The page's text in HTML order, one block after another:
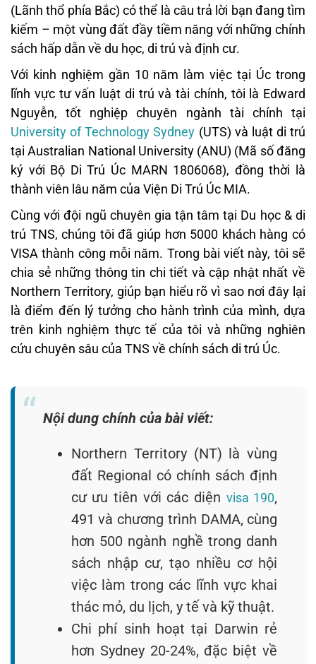
(Lãnh thổ phía Bắc) có thể là câu trả lời bạn đang tìm
kiếm – một vùng đất đầy tiềm năng với những chính
sách hấp dẫn về du học, di trú và định cư.
Với kinh nghiệm gần 10 năm làm việc tại Úc trong
lĩnh vực tư vấn luật di trú và tài chính, tôi là Edward
Nguyễn, tốt nghiệp chuyên ngành tài chính tại
University of Technology Sydney (UTS) và luật di trú
tại Australian National University (ANU) (Mã số đăng
ký với Bộ Di Trú Úc MARN 1806068), đồng thời là
thành viên lâu năm của Viện Di Trú Úc MIA.
Cùng với đội ngũ chuyên gia tận tâm tại Du học & di
trú TNS, chúng tôi đã giúp hơn 5000 khách hàng có
VISA thành công mỗi năm. Trong bài viết này, tôi sẽ
chia sẻ những thông tin chi tiết và cập nhật nhất về
Northern Territory, giúp bạn hiểu rõ vì sao nơi đây lại
là điểm đến lý tưởng cho hành trình của mình, dựa
trên kinh nghiệm thực tế của tôi và những nghiên
cứu chuyên sâu của TNS về chính sách di trú Úc.
Nội dung chính của bài viết:
Northern Territory (NT) là vùng
đất Regional có chính sách định
cư ưu tiên với các diện visa 190,
491 và chương trình DAMA, cùng
hơn 500 ngành nghề trong danh
sách nhập cư, tạo nhiều cơ hội
việc làm trong các lĩnh vực khai
thác mỏ, du lịch, y tế và kỹ thuật.
Chi phí sinh hoạt tại Darwin rẻ
hơn Sydney 20-24%, đặc biệt về